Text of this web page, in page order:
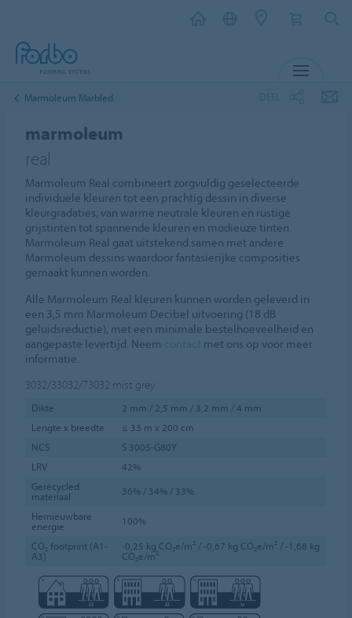
Marmoleum Marbled
marmoleum
real
Marmoleum Real combineert zorgvuldig geselecteerde
individuele kleuren tot een prachtig dessin in diverse
kleurgradaties, van warme neutrale kleuren en rustige
grijstinten tot spannende kleuren en modieuze tinten.
Marmoleum Real gaat uitstekend samen met andere
Marmoleum dessins waardoor fantasierijke composities
gemaakt kunnen worden.
Alle Marmoleum Real kleuren kunnen worden geleverd in
een 3,5 mm Marmoleum Decibel uitvoering (18 dB
geluidsreductie), met een minimale bestelhoeveelheid en
aangepaste levertijd. Neem
met ons op voor meer
informatie.
3032/33032/73032 mist grey
Dikte
2 mm / 2,5 mm / 3,2 mm / 4 mm
Lengte x breedte
≤ 33 m x 200 cm
NCS
S 3005-G80Y
LRV
42%
Gerecycled
materiaal
36% / 34% / 33%
Hernieuwbare
energie
100%
CO₂ footprint (A1-
A3)
-0,25 kg CO₂e/m² / -0,67 kg CO₂e/m² / -1,68 kg
CO₂e/m²